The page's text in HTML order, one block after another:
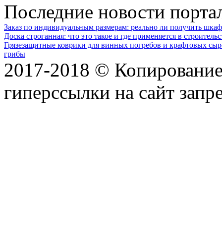
Последние новости
Заказ по индивидуальным размерам: реально ли получить
Доска строганная: что это такое и где применяется в
Грязезащитные коврики для винных погребов и крафтовых
грибы
2017-2018 ©
гиперссылки на сайт